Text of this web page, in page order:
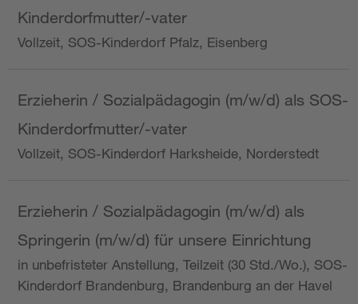
Kinderdorfmutter/-vater
Vollzeit, SOS-Kinderdorf Pfalz, Eisenberg
Erzieherin / Sozialpädagogin (m/w/d) als SOS-
Kinderdorfmutter/-vater
Vollzeit, SOS-Kinderdorf Harksheide, Norderstedt
Erzieherin / Sozialpädagogin (m/w/d) als
Springerin (m/w/d) für unsere Einrichtung
in unbefristeter Anstellung, Teilzeit (30 Std./Wo.), SOS-
Kinderdorf Brandenburg, Brandenburg an der Havel